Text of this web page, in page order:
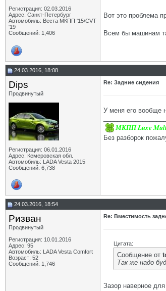
Регистрация: 02.03.2016
Адрес: Санкт-Петербург
Автомобиль: Веста МКПП '15/CVT
'19
Сообщений: 1,406
Вот это проблема
Всем бы машинам
24.03.2016, 18:08
Dips
Продвинутый
Регистрация: 06.01.2016
Адрес: Кемеровская обл.
Автомобиль: LADA Vesta 2015
Сообщений: 6,738
Re: Задние сидения
У меня его вообще
МКПП Luxe
Без разборок
24.03.2016, 18:54
Ризван
Продвинутый
Регистрация: 10.01.2016
Адрес: 95
Автомобиль: LADA Vesta Сomfort
Возраст: 52
Сообщений: 1,746
Re: Вместимость
Цитата:
Сообщение от
Так же надо
Зазор наверное